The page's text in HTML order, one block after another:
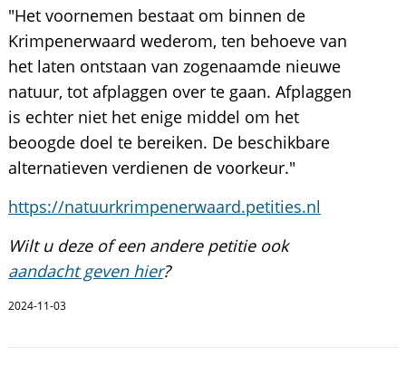
"Het voornemen bestaat om binnen de
Krimpenerwaard wederom, ten behoeve van
het laten ontstaan van zogenaamde nieuwe
natuur, tot afplaggen over te gaan. Afplaggen
is echter niet het enige middel om het
beoogde doel te bereiken. De beschikbare
alternatieven verdienen de voorkeur."
https://natuurkrimpenerwaard.petities.nl
Wilt u deze of een andere petitie ook
aandacht geven hier?
2024-11-03